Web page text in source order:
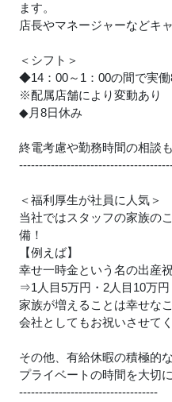
ます。
店長やマネージャーなどキ
＜シフト＞
◆14：00～1：00の間で実働
※配属店舗により変動あり
◆月8日休み
終電考慮や勤務時間の相談
＜福利厚生が社員に人気＞
当社ではスタッフの家族の
備！
【例えば】
幸せ一時金という名の出産
⇒1人目5万円・2人目10万円
家族が増えることは幸せな
会社としてもお祝いさせて
その他、有給休暇の積極的
プライベートの時間を大切
-----------------------------------